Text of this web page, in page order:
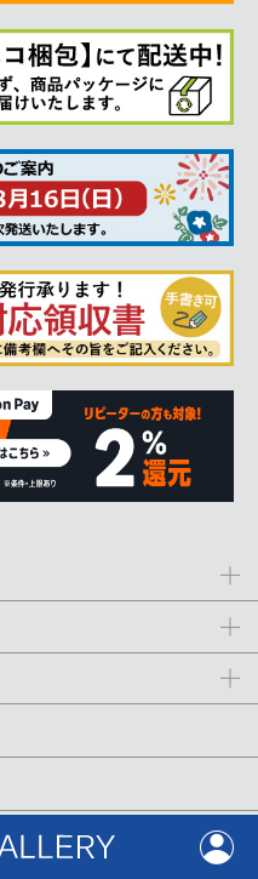
引換、あと払い(ペイディ)、銀
います。詳しくは
日以内にさせていただいてお
プライバシーポリシー